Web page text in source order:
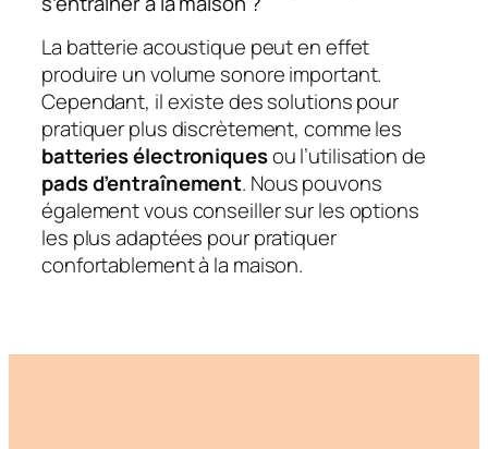
La batterie acoustique peut en effet
produire un volume sonore important.
Cependant, il existe des solutions pour
pratiquer plus discrètement, comme les
batteries électroniquesou l’utilisation de
pads d’entraînement. Nous pouvons
également vous conseiller sur les options
les plus adaptées pour pratiquer
confortablement à la maison.